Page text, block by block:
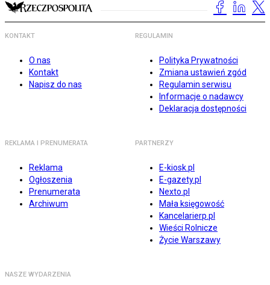
KONTAKT
O nas
Kontakt
Napisz do nas
REGULAMIN
Polityka Prywatności
Zmiana ustawień zgód
Regulamin serwisu
Informacje o nadawcy
Deklaracja dostępności
REKLAMA I PRENUMERATA
Reklama
Ogłoszenia
Prenumerata
Archiwum
PARTNERZY
E-kiosk.pl
E-gazety.pl
Nexto.pl
Mała księgowość
Kancelarierp.pl
Wieści Rolnicze
Życie Warszawy
NASZE WYDARZENIA